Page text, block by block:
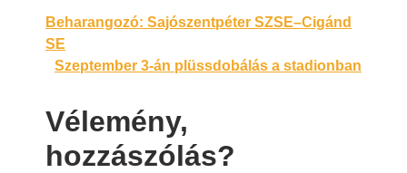
Bejegyzés
navigáció
Beharangozó: Sajószentpéter SZSE–Cigánd
SE
Szeptember 3-án plüssdobálás a stadionban
Vélemény,
hozzászólás?